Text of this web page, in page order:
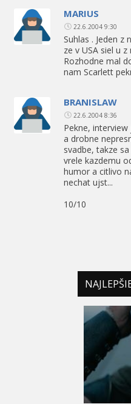
MARIUS
22.6.2004 9:30
Suhlas . Jeden
ze v USA siel u
Rozhodne mal
nam Scarlett
BRANISLAW
22.6.2004 8:36
Pekne,
a drobne
svadbe, takze
vrele kazdemu
humor a citlivo
nechat ujst...
10/10